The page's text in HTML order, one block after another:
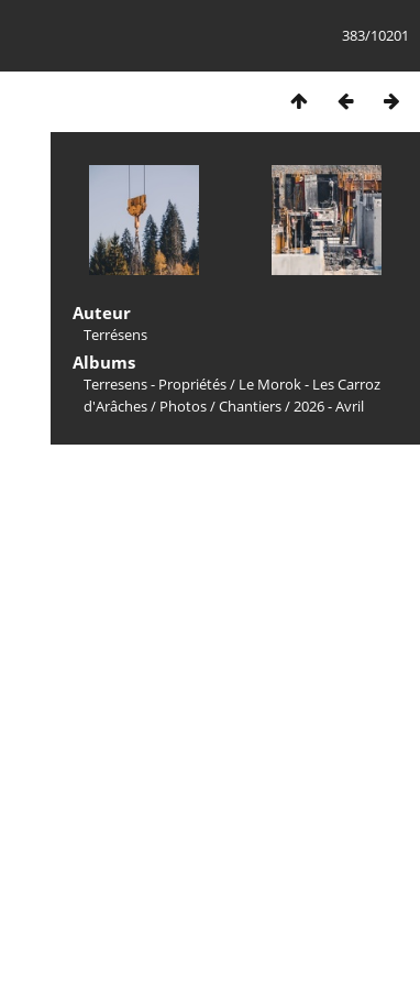
383/10201
Auteur
Terrésens
Albums
Terresens - Propriétés/ Le Morok - Les Carroz
d'Arâches/ Photos/Chantiers/2026 - Avril